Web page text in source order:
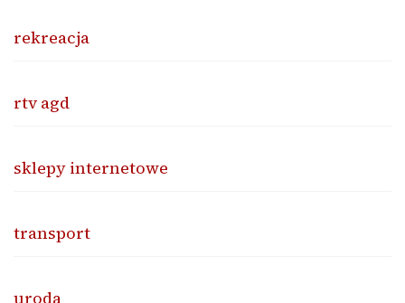
rekreacja
rtv agd
sklepy internetowe
transport
uroda